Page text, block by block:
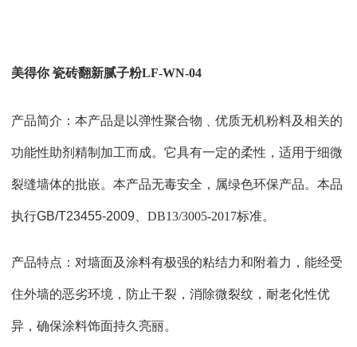
美得你 瓷砖翻新腻子粉LF-WN-04
产品简介：本产品是以弹性聚合物﹑优质无机粉料及相关的
功能性助剂精制加工而成。它具有一定的柔性，适用于细微
裂缝墙体的批嵌。本产品无毒安全，属绿色环保产品。 本品
执行GB/T23455-2009 DB13/3005-2017标准。
产品特点：对墙面及涂料有极强的粘结力和附着力，能经受
住外墙的恶劣环境，防止干裂，消除微裂纹，耐老化性优
异，确保涂料饰面持久亮丽。